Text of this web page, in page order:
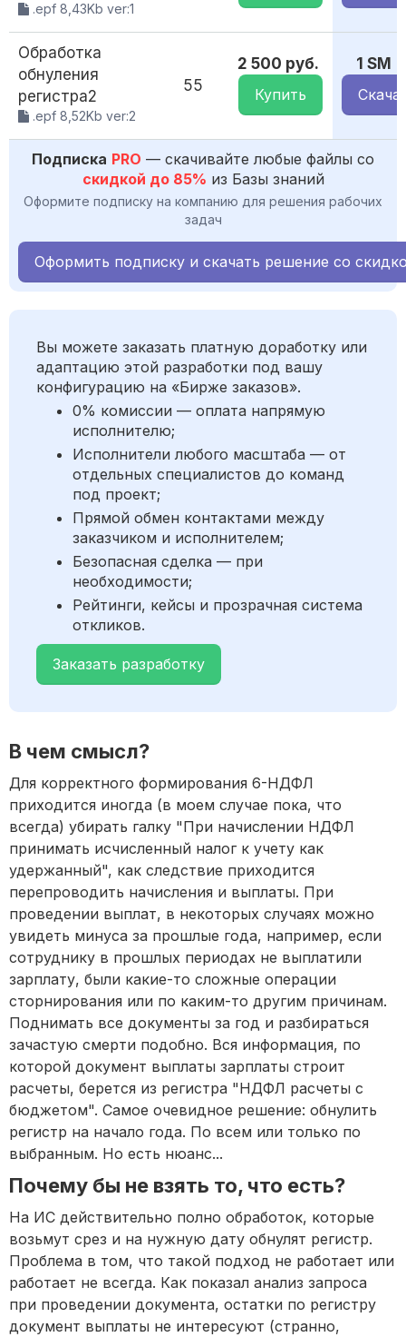
.epf 8,43Kb ver:1
Обработка
обнуления
регистра2
.epf 8,52Kb ver:2
55
2 500 руб.
Купить
1 SM
Подписка PRO — скачивайте любые файлы со
скидкой до 85% из Базы знаний
Оформите подписку на компанию для решения рабочих
задач
Оформить подписку и скачать решение со
Вы можете заказать платную доработку или
адаптацию этой разработки под вашу
конфигурацию на «Бирже заказов».
0% комиссии — оплата напрямую
исполнителю;
Исполнители любого масштаба — от
отдельных специалистов до команд
под проект;
Прямой обмен контактами между
заказчиком и исполнителем;
Безопасная сделка — при
необходимости;
Рейтинги, кейсы и прозрачная система
откликов.
Заказать разработку
В чем смысл?
Для корректного формирования 6-НДФЛ
приходится иногда (в моем случае пока, что
всегда) убирать галку "При начислении НДФЛ
принимать исчисленный налог к учету как
удержанный", как следствие приходится
перепроводить начисления и выплаты. При
проведении выплат, в некоторых случаях можно
увидеть минуса за прошлые года, например, если
сотруднику в прошлых периодах не выплатили
зарплату, были какие-то сложные операции
сторнирования или по каким-то другим причинам.
Поднимать все документы за год и разбираться
зачастую смерти подобно. Вся информация, по
которой документ выплаты зарплаты строит
расчеты, берется из регистра "НДФЛ расчеты с
бюджетом". Самое очевидное решение: обнулить
регистр на начало года. По всем или только по
выбранным. Но есть нюанс...
Почему бы не взять то, что есть?
На ИС действительно полно обработок, которые
возьмут срез и на нужную дату обнулят регистр.
Проблема в том, что такой подход не работает или
работает не всегда. Как показал анализ запроса
при проведении документа, остатки по регистру
документ выплаты не интересуют (странно,